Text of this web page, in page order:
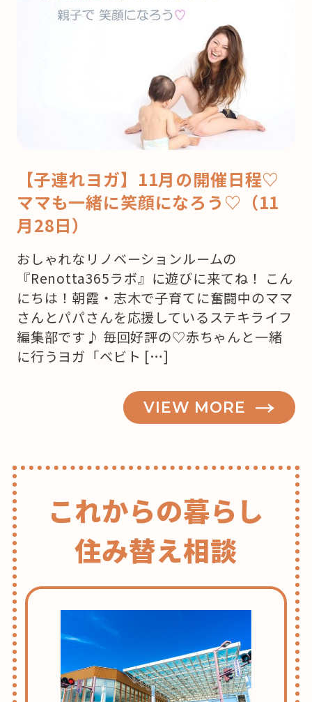
【子連れヨガ】11月の開催日程♡
ママも一緒に笑顔になろう♡（11
月28日）
おしゃれなリノベーションルームの
『Renotta365ラボ』に遊びに来てね！ こん
にちは！朝霞・志木で子育てに奮闘中のママ
さんとパパさんを応援しているステキライフ
編集部です♪ 毎回好評の♡赤ちゃんと一緒
に行うヨガ「ベビト […]
VIEW MORE
これからの暮らし
住み替え相談